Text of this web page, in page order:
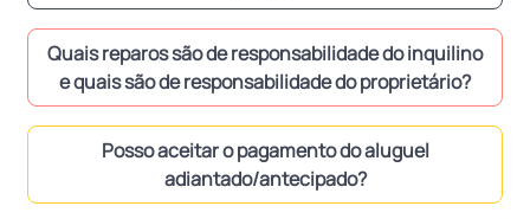
Quais reparos são de responsabilidade do inquilino
e quais são de responsabilidade do proprietário?
Posso aceitar o pagamento do aluguel
adiantado/antecipado?